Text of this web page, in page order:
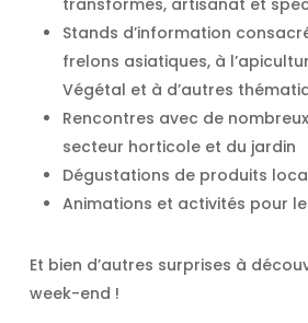
Stands d’information
frelons asiatiques, à
Végétal et à d’autres
Rencontres avec de
secteur horticole et du jardin
Dégustations de produits
Animations et activités pour
Et bien d’autres surprises à
week-end !